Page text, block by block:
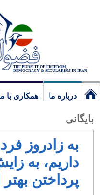
THE PURSUIT OF FREEDOM,
DEMOCRACY & SECULARISM IN IRAN
درباره ما همکاری با
بایگانی
به زادروز
داریم، به
پرداختن